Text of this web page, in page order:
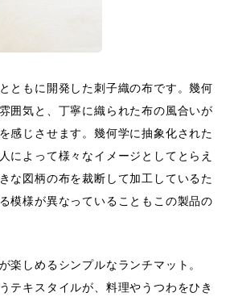
ともに開発した刺子織の布です。幾何
囲気と、丁寧に織られた布の風合いが
感じさせます。幾何学に抽象化された
によって様々なイメージとしてとらえ
な図柄の布を裁断して加工しているた
模様が異なっていることもこの製品の
楽しめるシンプルなランチマット。
テキスタイルが、料理やうつわをひき